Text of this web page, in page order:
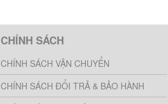
CHÍNH SÁCH
CHÍNH SÁCH VẬN CHUYỂN
CHÍNH SÁCH ĐỔI TRẢ & BẢO HÀNH